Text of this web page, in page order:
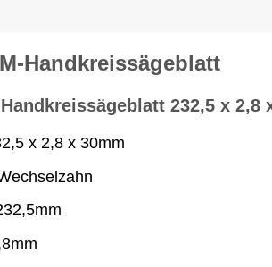
Handkreissägeblatt
232,5 x 2,8
x 2,8 x 30mm